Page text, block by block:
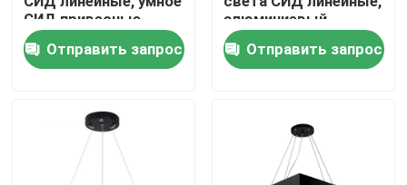
Продукты
Путешествие фабрики
СИД привесные
светлые 0.9m 1.2m
1.5mОтправить запрос
алюминиевый
утопленный
магнитный свет
следа СИД
Отправить запрос